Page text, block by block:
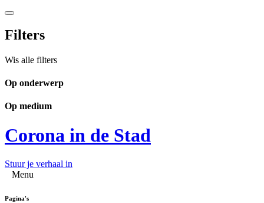
Filters
Wis alle filters
Op onderwerp
Op medium
Corona in de Stad
Stuur je verhaal in
Menu
Pagina's